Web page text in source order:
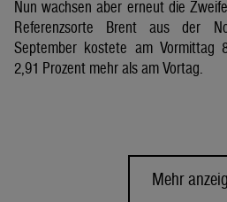
Nun wachsen aber erneut die
Referenzsorte Brent aus der
September kostete am Vormittag
2,91 Prozent mehr als am Vortag.
Mehr